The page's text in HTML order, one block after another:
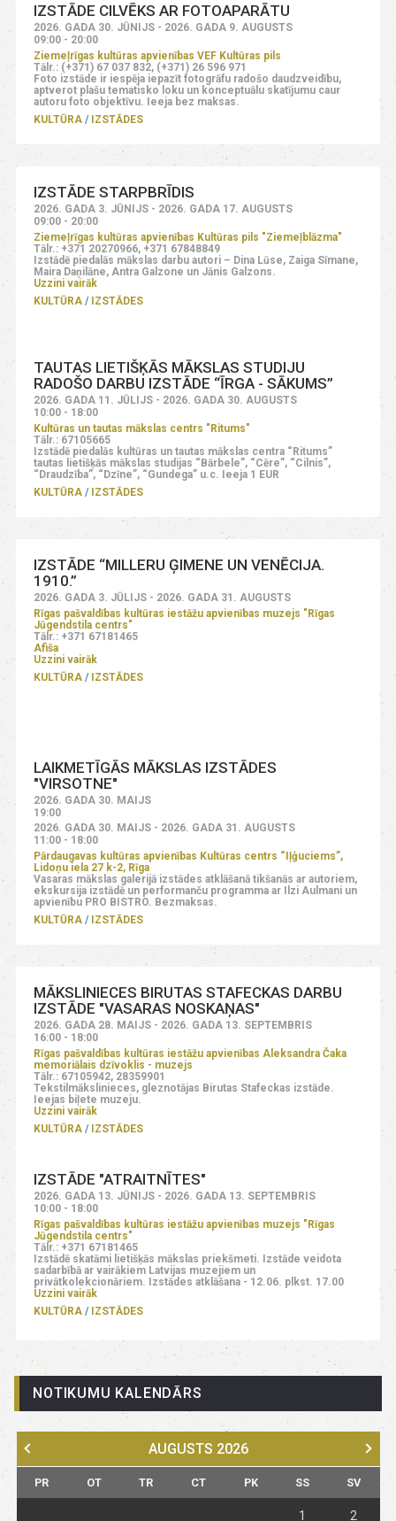
IZSTĀDE CILVĒKS AR FOTOAPARĀTU
2026. GADA 30. JŪNIJS - 2026. GADA 9. AUGUSTS
09:00 - 20:00
Ziemeļrīgas kultūras apvienības VEF Kultūras pils
Tālr.: (+371) 67 037 832, (+371) 26 596 971
Foto izstāde ir iespēja iepazīt fotogrāfu radošo daudzveidību,
aptverot plašu tematisko loku un konceptuālu skatījumu caur
autoru foto objektīvu. Ieeja bez maksas.
KULTŪRA
IZSTĀDES
IZSTĀDE STARPBRĪDIS
2026. GADA 3. JŪNIJS - 2026. GADA 17. AUGUSTS
09:00 - 20:00
Ziemeļrīgas kultūras apvienības Kultūras pils "Ziemeļblāzma"
Tālr.: +371 20270966, +371 67848849
Izstādē piedalās mākslas darbu autori – Dina Lūse, Zaiga Sīmane,
Maira Daņilāne, Antra Galzone un Jānis Galzons.
Uzzini vairāk
KULTŪRA
IZSTĀDES
TAUTAS LIETIŠĶĀS MĀKSLAS STUDIJU
RADOŠO DARBU IZSTĀDE “ĪRGA - SĀKUMS”
2026. GADA 11. JŪLIJS - 2026. GADA 30. AUGUSTS
10:00 - 18:00
Kultūras un tautas mākslas centrs "Ritums"
Tālr.: 67105665
Izstādē piedalās kultūras un tautas mākslas centra “Ritums”
tautas lietišķās mākslas studijas “Bārbele”, “Cēre”, “Cilnis”,
“Draudzība”, “Dzīne”, “Gundega” u.c. Ieeja 1 EUR
KULTŪRA
IZSTĀDES
IZSTĀDE “MILLERU ĢIMENE UN VENĒCIJA.
1910.”
2026. GADA 3. JŪLIJS - 2026. GADA 31. AUGUSTS
Rīgas pašvaldības kultūras iestāžu apvienības muzejs "Rīgas
Jūgendstila centrs"
Tālr.: +371 67181465
Afiša
Uzzini vairāk
KULTŪRA
IZSTĀDES
LAIKMETĪGĀS MĀKSLAS IZSTĀDES
"VIRSOTNE"
2026. GADA 30. MAIJS
19:00
2026. GADA 30. MAIJS - 2026. GADA 31. AUGUSTS
11:00 - 18:00
Pārdaugavas kultūras apvienības Kultūras centrs “Iļģuciems”,
Lidoņu iela 27 k-2, Rīga
Vasaras mākslas galerijā izstādes atklāšanā tikšanās ar autoriem,
ekskursija izstādē un performanču programma ar Ilzi Aulmani un
apvienību PRO BISTRO. Bezmaksas.
KULTŪRA
IZSTĀDES
MĀKSLINIECES BIRUTAS STAFECKAS DARBU
IZSTĀDE "VASARAS NOSKAŅAS"
2026. GADA 28. MAIJS - 2026. GADA 13. SEPTEMBRIS
16:00 - 18:00
Rīgas pašvaldības kultūras iestāžu apvienības Aleksandra Čaka
memoriālais dzīvoklis - muzejs
Tālr.: 67105942, 28359901
Tekstilmākslinieces, gleznotājas Birutas Stafeckas izstāde.
Ieejas biļete muzeju.
Uzzini vairāk
KULTŪRA
IZSTĀDES
IZSTĀDE "ATRAITNĪTES"
2026. GADA 13. JŪNIJS - 2026. GADA 13. SEPTEMBRIS
10:00 - 18:00
Rīgas pašvaldības kultūras iestāžu apvienības muzejs "Rīgas
Jūgendstila centrs"
Tālr.: +371 67181465
Izstādē skatāmi lietišķās mākslas priekšmeti. Izstāde veidota
sadarbībā ar vairākiem Latvijas muzejiem un
privātkolekcionāriem. Izstādes atklāšana - 12.06. plkst. 17.00
Uzzini vairāk
KULTŪRA
IZSTĀDES
NOTIKUMU KALENDĀRS
AUGUSTS 2026
PR OT TR CT PK SS SV
1 2